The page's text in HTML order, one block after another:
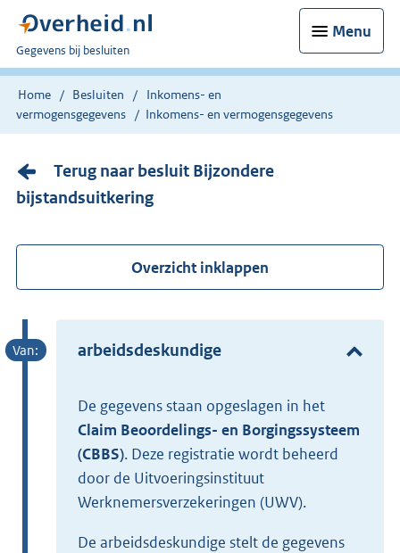
Menu
U
bent
nu
Gegevens bij besluiten
Home Besluiten
Inkomens- en
vermogensgegevens
Inkomens- en vermogensgegevens
Terug naar besluit Bijzondere
bijstandsuitkering
Overzicht inklappen
arbeidsdeskundige
De gegevens staan opgeslagen in het
Claim Beoordelings- en Borgingssysteem
(CBBS). Deze registratie wordt beheerd
door de Uitvoeringsinstituut
Werknemersverzekeringen (UWV).
de arbeidsdeskundige stelt de gegevens